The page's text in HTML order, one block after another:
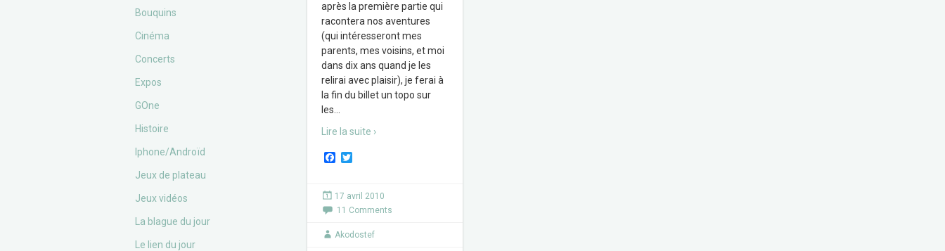
Bouquins
Cinéma
Concerts
Expos
GOne
Histoire
Iphone/Androïd
Jeux de plateau
Jeux vidéos
La blague du jour
Le lien du jour
après la première partie qui
racontera nos aventures
(qui intéresseront mes
parents, mes voisins, et moi
dans dix ans quand je les
relirai avec plaisir), je ferai à
la fin du billet un topo sur
les
Lire la suite ›
F
e
b
o
k
t
e
17 avril 2010
11 Comments
Akodostef